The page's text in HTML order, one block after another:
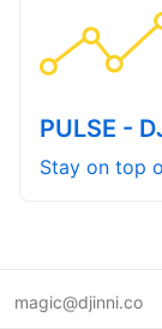
PULSE -
Stay on top
magic@djinni.co